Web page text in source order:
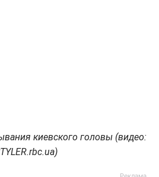
киевского головы (видео: